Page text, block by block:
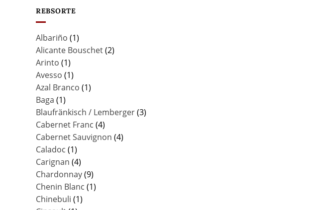
REBSORTE
Albariño (1)
Alicante Bouschet(2)
Arinto (1)
Avesso (1)
Azal Branco (1)
Baga (1)
Blaufränkisch / Lemberger(3)
Cabernet Franc (4)
Cabernet Sauvignon (4)
Caladoc (1)
Carignan (4)
Chardonnay(9)
Chenin Blanc (1)
Chinebuli (1)